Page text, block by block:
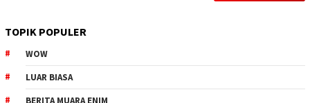
TOPIK POPULER
WOW
LUAR BIASA
BERITA MUARA ENIM